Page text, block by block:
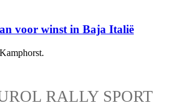
voor winst in Baja Italië
RALLY SPORT